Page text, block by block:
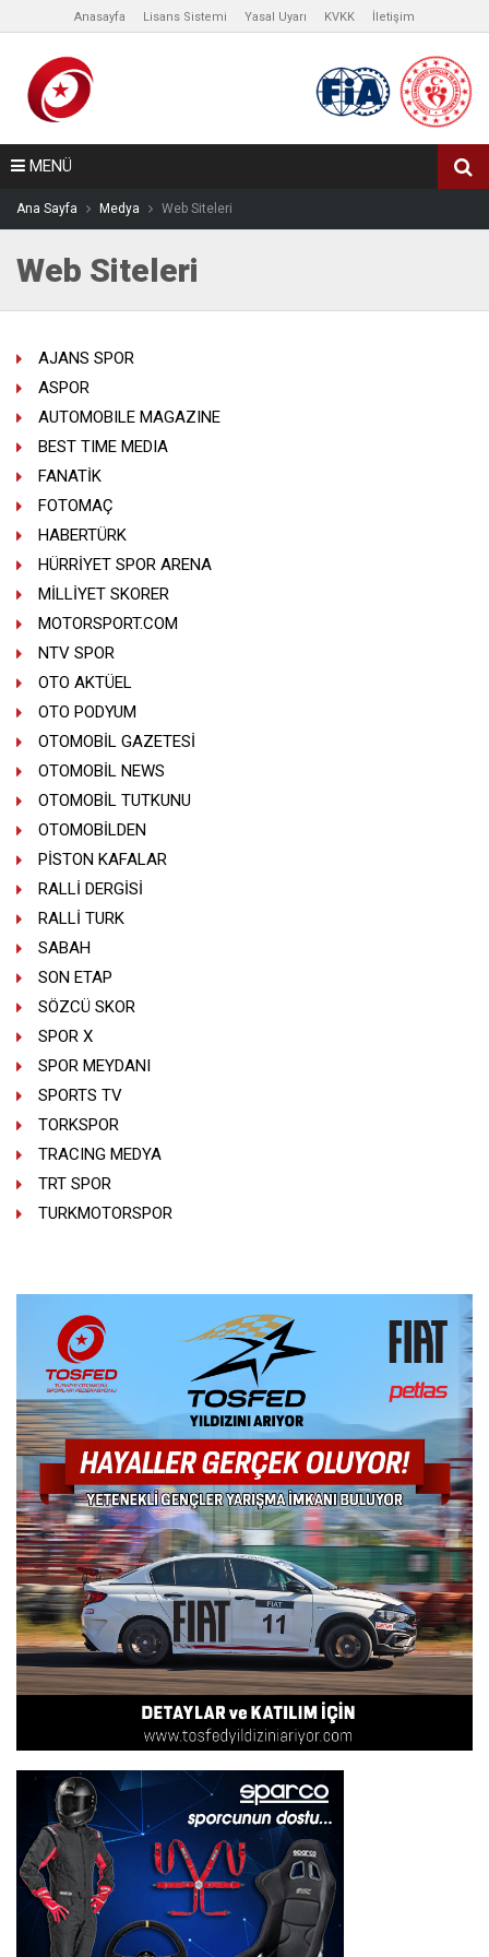
Anasayfa Lisans Sistemi Yasal Uyarı KVKK İletişim
MENÜ
Ana Sayfa Medya Web Siteleri
Web Siteleri
AJANS SPOR
ASPOR
AUTOMOBILE MAGAZINE
BEST TIME MEDIA
FANATİK
FOTOMAÇ
HABERTÜRK
HÜRRİYET SPOR ARENA
MİLLİYET SKORER
MOTORSPORT.COM
NTV SPOR
OTO AKTÜEL
OTO PODYUM
OTOMOBİL GAZETESİ
OTOMOBİL NEWS
OTOMOBİL TUTKUNU
OTOMOBİLDEN
PİSTON KAFALAR
RALLİ DERGİSİ
RALLİ TURK
SABAH
SON ETAP
SÖZCÜ SKOR
SPOR X
SPOR MEYDANI
SPORTS TV
TORKSPOR
TRACING MEDYA
TRT SPOR
TURKMOTORSPOR